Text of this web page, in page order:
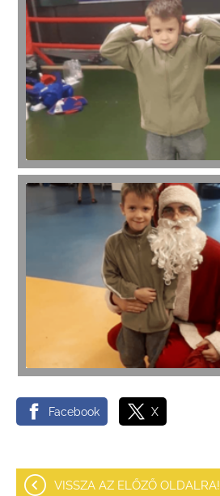
Facebook X
VISSZA AZ ELŐZŐ OLDALRA!